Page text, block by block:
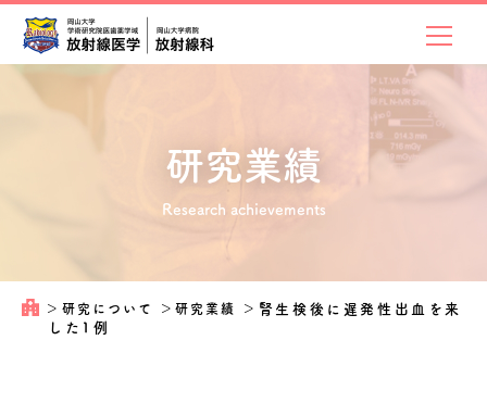
研究業績
Research achievements
＞ 研究について ＞研究業績 ＞ 腎生検後に遅発性出血を来
した1例